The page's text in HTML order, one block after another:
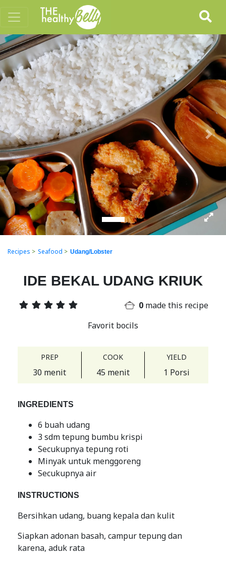
Previous Next
Recipes > Seafood > Udang/Lobster
IDE BEKAL UDANG KRIUK
0 made this recipe
Favorit bocils
PREP
30 menit
COOK
45 menit
YIELD
1 Porsi
INGREDIENTS
6 buah udang
3 sdm tepung bumbu krispi
Secukupnya tepung roti
Minyak untuk menggoreng
Secukupnya air
INSTRUCTIONS
Bersihkan udang, buang kepala dan kulit
Siapkan adonan basah, campur tepung dan
karena, aduk rata